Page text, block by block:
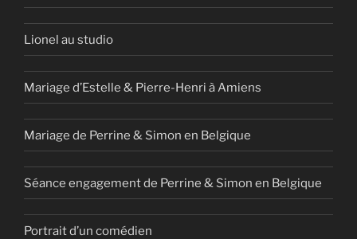
Lionel au studio
Mariage d’Estelle & Pierre-Henri à Amiens
Mariage de Perrine & Simon en Belgique
Séance engagement de Perrine & Simon en Belgique
Portrait d’un comédien